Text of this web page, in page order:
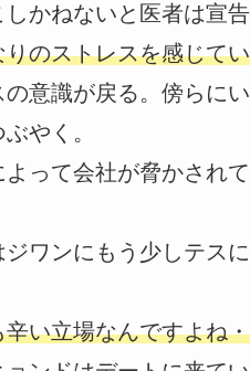
かねないと医者は宣告
りのストレスを感じて
意識が戻る。傍らに
やく。
よって会社が脅かされ
ジワンにもう少しテス
辛い立場なんですよね